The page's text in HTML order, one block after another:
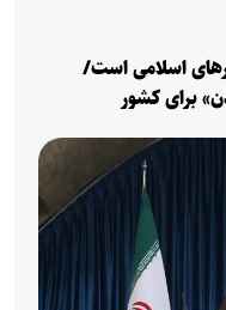
اسلامی است/
برای کشور